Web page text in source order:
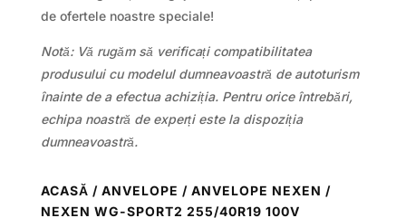
de ofertele noastre speciale!
Notă: Vă rugăm să verificați compatibilitatea
produsului cu modelul dumneavoastră de autoturism
înainte de a efectua achiziția. Pentru orice întrebări,
echipa noastră de experți este la dispoziția
dumneavoastră.
ACASĂ / ANVELOPE / ANVELOPE NEXEN /
NEXEN WG-SPORT2 255/40R19 100V